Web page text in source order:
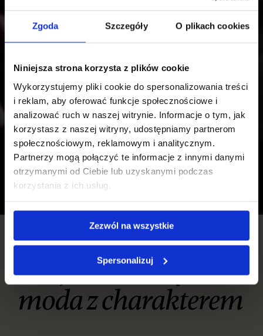
Zgoda Szczegóły O plikach cookies
Niniejsza strona korzysta z plików cookie
Wykorzystujemy pliki cookie do spersonalizowania treści
i reklam, aby oferować funkcje społecznościowe i
analizować ruch w naszej witrynie. Informacje o tym, jak
korzystasz z naszej witryny, udostępniamy partnerom
społecznościowym, reklamowym i analitycznym.
Partnerzy mogą połączyć te informacje z innymi danymi
otrzymanymi od Ciebie lub uzyskanymi podczas
korzystania z ich usług.
Zezwól na wszystkie
Spersonalizuj
Centrum Handlowe CHT
Miejsce z duszą,
moda z charakterem